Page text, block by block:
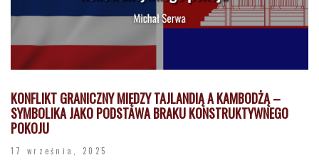
KONFLIKT GRANICZNY MIĘDZY TAJLANDIĄ A KAMBODŻĄ –
SYMBOLIKA JAKO PODSTAWA BRAKU KONSTRUKTYWNEGO
POKOJU
17 września, 2025